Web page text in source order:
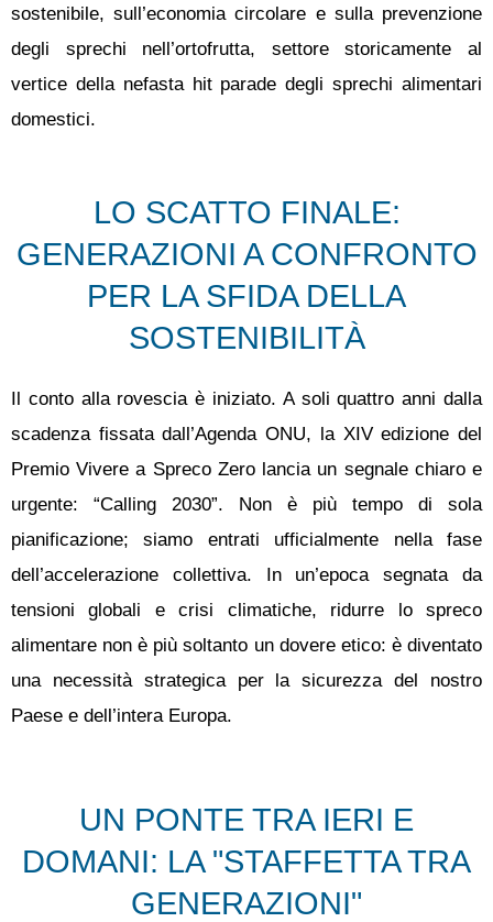
sostenibile, sull’economia circolare e sulla prevenzione
degli sprechi nell’ortofrutta, settore storicamente al
vertice della nefasta hit parade degli sprechi alimentari
domestici.
LO SCATTO FINALE:
GENERAZIONI A CONFRONTO
PER LA SFIDA DELLA
SOSTENIBILITÀ
Il conto alla rovescia è iniziato. A soli quattro anni dalla
scadenza fissata dall’Agenda ONU, la XIV edizione del
Premio Vivere a Spreco Zero lancia un segnale chiaro e
urgente: “Calling 2030”. Non è più tempo di sola
pianificazione; siamo entrati ufficialmente nella fase
dell’accelerazione collettiva. In un’epoca segnata da
tensioni globali e crisi climatiche, ridurre lo spreco
alimentare non è più soltanto un dovere etico: è diventato
una necessità strategica per la sicurezza del nostro
Paese e dell’intera Europa.
UN PONTE TRA IERI E
DOMANI: LA "STAFFETTA TRA
GENERAZIONI"